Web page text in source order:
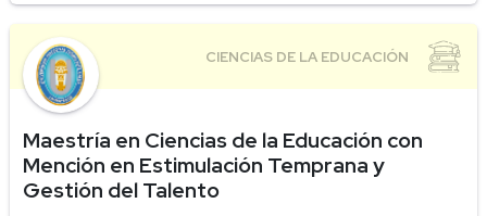
Maestría en Ciencias de la Educación con
Mención en Estimulación Temprana y
Gestión del Talento